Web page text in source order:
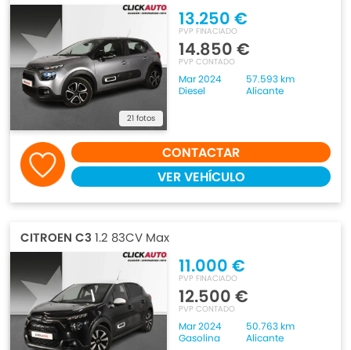
21 fotos
13.250 €
PVP FINACIADO
14.850 €
PVP CONTADO
Mar 2024
57.593 km
Diesel
Alicante
CONTACTAR
VER VEHÍCULO
CITROEN C3 1.2 83CV Max
11.000 €
PVP FINACIADO
12.500 €
PVP CONTADO
Mar 2024
50.763 km
Gasolina
Alicante